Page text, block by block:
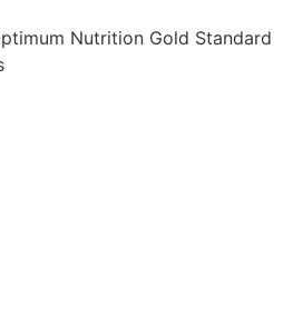
Nutrition Gold Standard